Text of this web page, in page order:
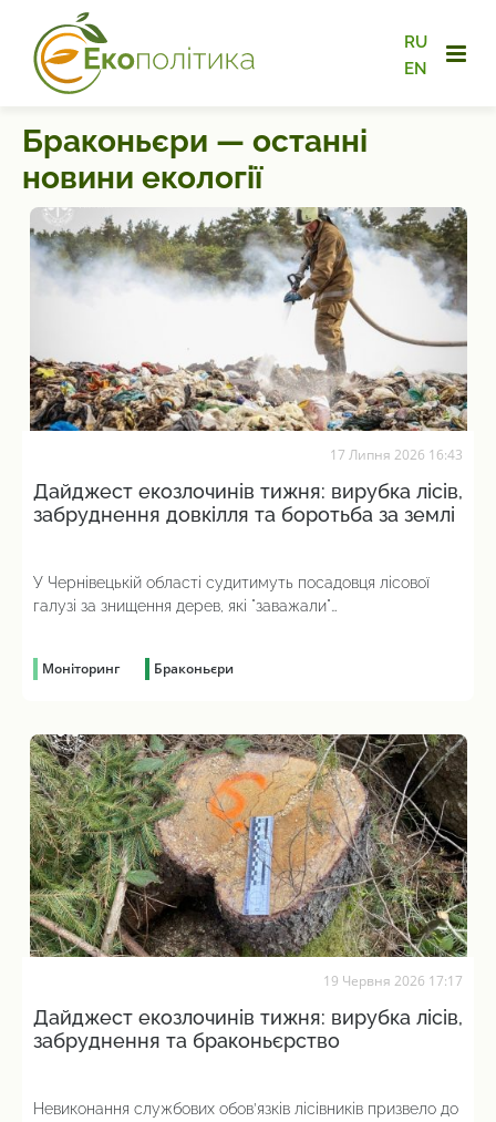
RU
EN
Браконьєри — останні
новини екології
17 Липня 2026 16:43
Дайджест екозлочинів тижня: вирубка лісів,
забруднення довкілля та боротьба за землі
У Чернівецькій області судитимуть посадовця лісової
галузі за знищення дерев, які "заважали"
Моніторинг Браконьєри
19 Червня 2026 17:17
Дайджест екозлочинів тижня: вирубка лісів,
забруднення та браконьєрство
Невиконання службових обов’язків лісівників призвело до